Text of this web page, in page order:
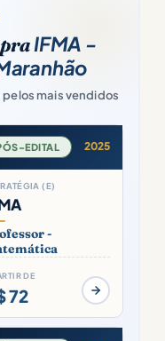
IFMA -
pelos mais vendidos
EDITAL 2025
(E)
-
DE
72